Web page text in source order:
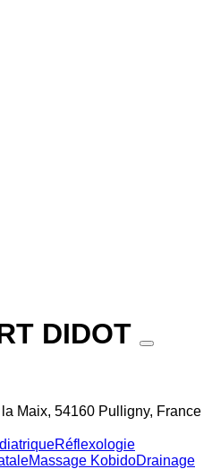
DIDOT
Maix, 54160 Pulligny, France
Réflexologie
Massage KobidoDrainage